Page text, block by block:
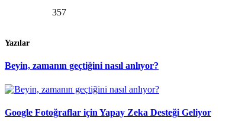
357
Yazılar
Beyin, zamanın geçtiğini nasıl anlıyor?
Google Fotoğraflar için Yapay Zeka Desteği Geliyor